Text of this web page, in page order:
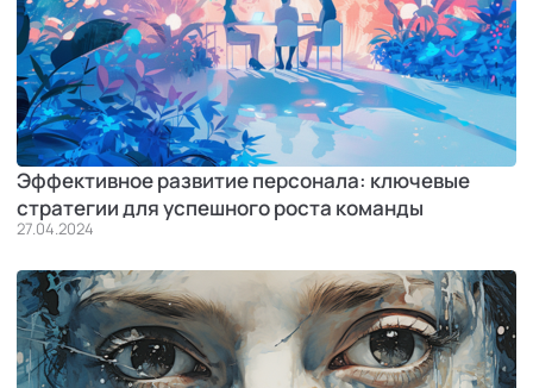
Эффективное развитие персонала: ключевые
стратегии для успешного роста команды
27.04.2024